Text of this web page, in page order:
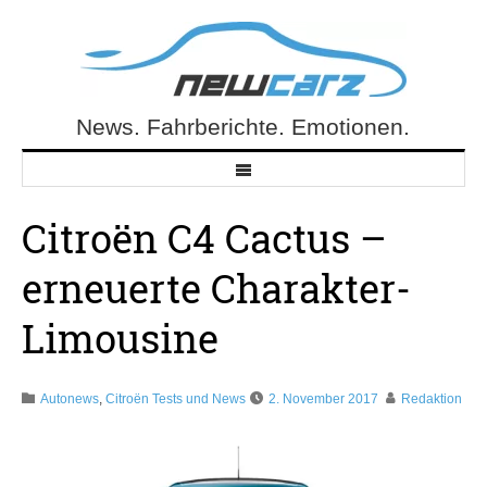
NewCarz.deNews. Fahrberichte. Emotionen.
Citroën C4 Cactus –
erneuerte Charakter-
Limousine
Autonews, Citroën Tests und News 2. November 2017 Redaktion